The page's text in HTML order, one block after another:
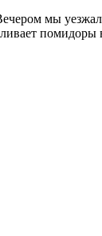
мы
помидоры